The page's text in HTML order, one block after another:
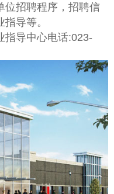
位招聘程序，招聘信
导等。
指导中心电话:023-